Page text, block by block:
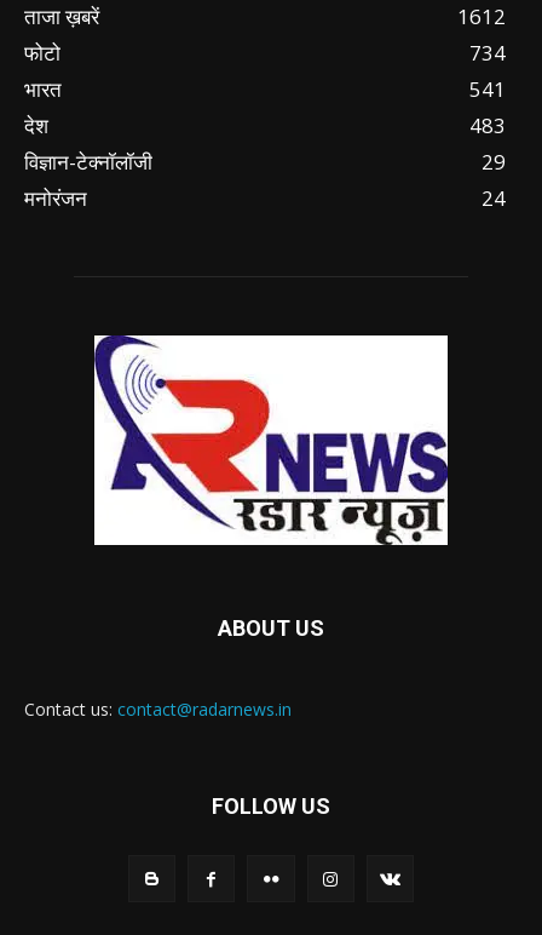
ताजा ख़बरें
1612
फोटो
734
भारत
541
देश
483
विज्ञान-टेक्नॉलॉजी
29
मनोरंजन
24
ABOUT US
Contact us: contact@radarnews.in
FOLLOW US